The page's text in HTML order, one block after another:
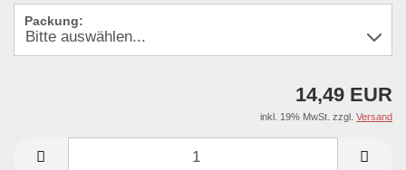
Packung:
14,49 EUR
inkl. 19% MwSt. zzgl. Versand